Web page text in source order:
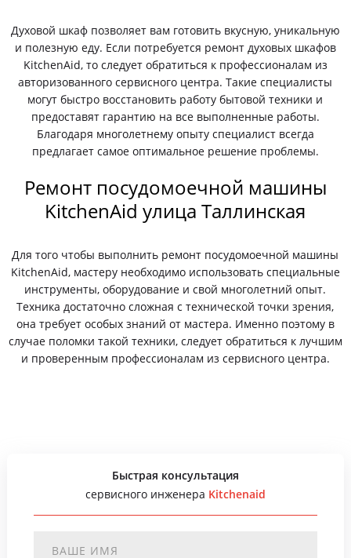
Духовой шкаф позволяет вам готовить вкусную, уникальную
и полезную еду. Если потребуется ремонт духовых шкафов
KitchenAid, то следует обратиться к профессионалам из
авторизованного сервисного центра. Такие специалисты
могут быстро восстановить работу бытовой техники и
предоставят гарантию на все выполненные работы.
Благодаря многолетнему опыту специалист всегда
предлагает самое оптимальное решение проблемы.
Ремонт посудомоечной машины
KitchenAid улица Таллинская
Для того чтобы выполнить ремонт посудомоечной машины
KitchenAid, мастеру необходимо использовать специальные
инструменты, оборудование и свой многолетний опыт.
Техника достаточно сложная с технической точки зрения,
она требует особых знаний от мастера. Именно поэтому в
случае поломки такой техники, следует обратиться к лучшим
и проверенным профессионалам из сервисного центра.
Быстрая консультация
сервисного инженера Kitchenaid